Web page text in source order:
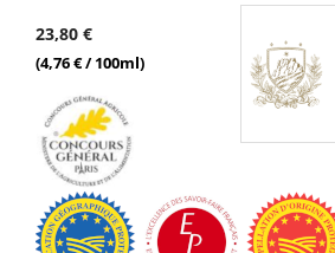
23,80 €
(4,76 € / 100ml)